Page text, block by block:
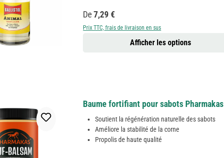
Prix régulier :
De7,29 €
Prix TTC, frais de livraison en sus
Afficher les options
Baume fortifiant pour sabots Pharmakas
Soutient la régénération naturelle des sabots
Améliore la stabilité de la corne
Propolis de haute qualité